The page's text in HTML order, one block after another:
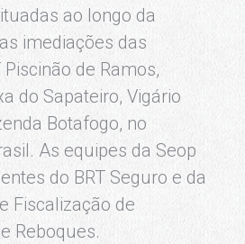
ao longo da
imediações das
de Ramos,
do Sapateiro, Vigário
Botafogo, no
As equipes da Seop
do BRT Seguro e da
Fiscalização de
Reboques.